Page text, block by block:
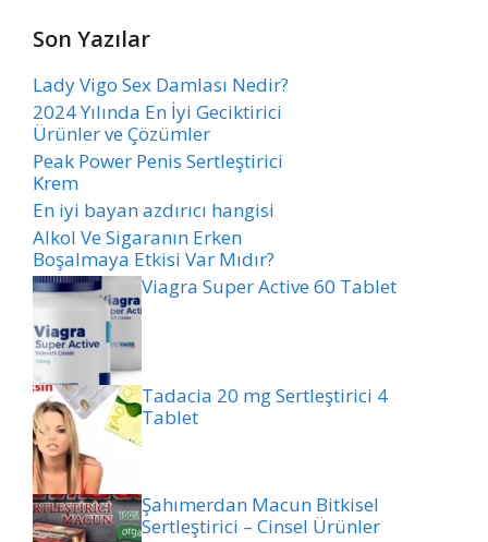
Son Yazılar
Lady Vigo Sex Damlası Nedir?
2024 Yılında En İyi Geciktirici
Ürünler ve Çözümler
Peak Power Penis Sertleştirici
Krem
En iyi bayan azdırıcı hangisi
Alkol Ve Sigaranın Erken
Boşalmaya Etkisi Var Mıdır?
Viagra Super Active 60 Tablet
Tadacia 20 mg Sertleştirici 4
Tablet
Şahımerdan Macun Bitkisel
Sertleştirici – Cinsel Ürünler